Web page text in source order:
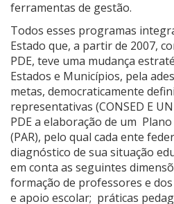
ferramentas de gestão.
Todos esses programas
Estado que, a partir de 2007,
PDE, teve uma mudança
Estados e Municípios, pela
metas, democraticamente
representativas (CONSED E
PDE a elaboração de um
(PAR), pelo qual cada ente
diagnóstico de sua situação
em conta as seguintes
formação de professores e
e apoio escolar; práticas